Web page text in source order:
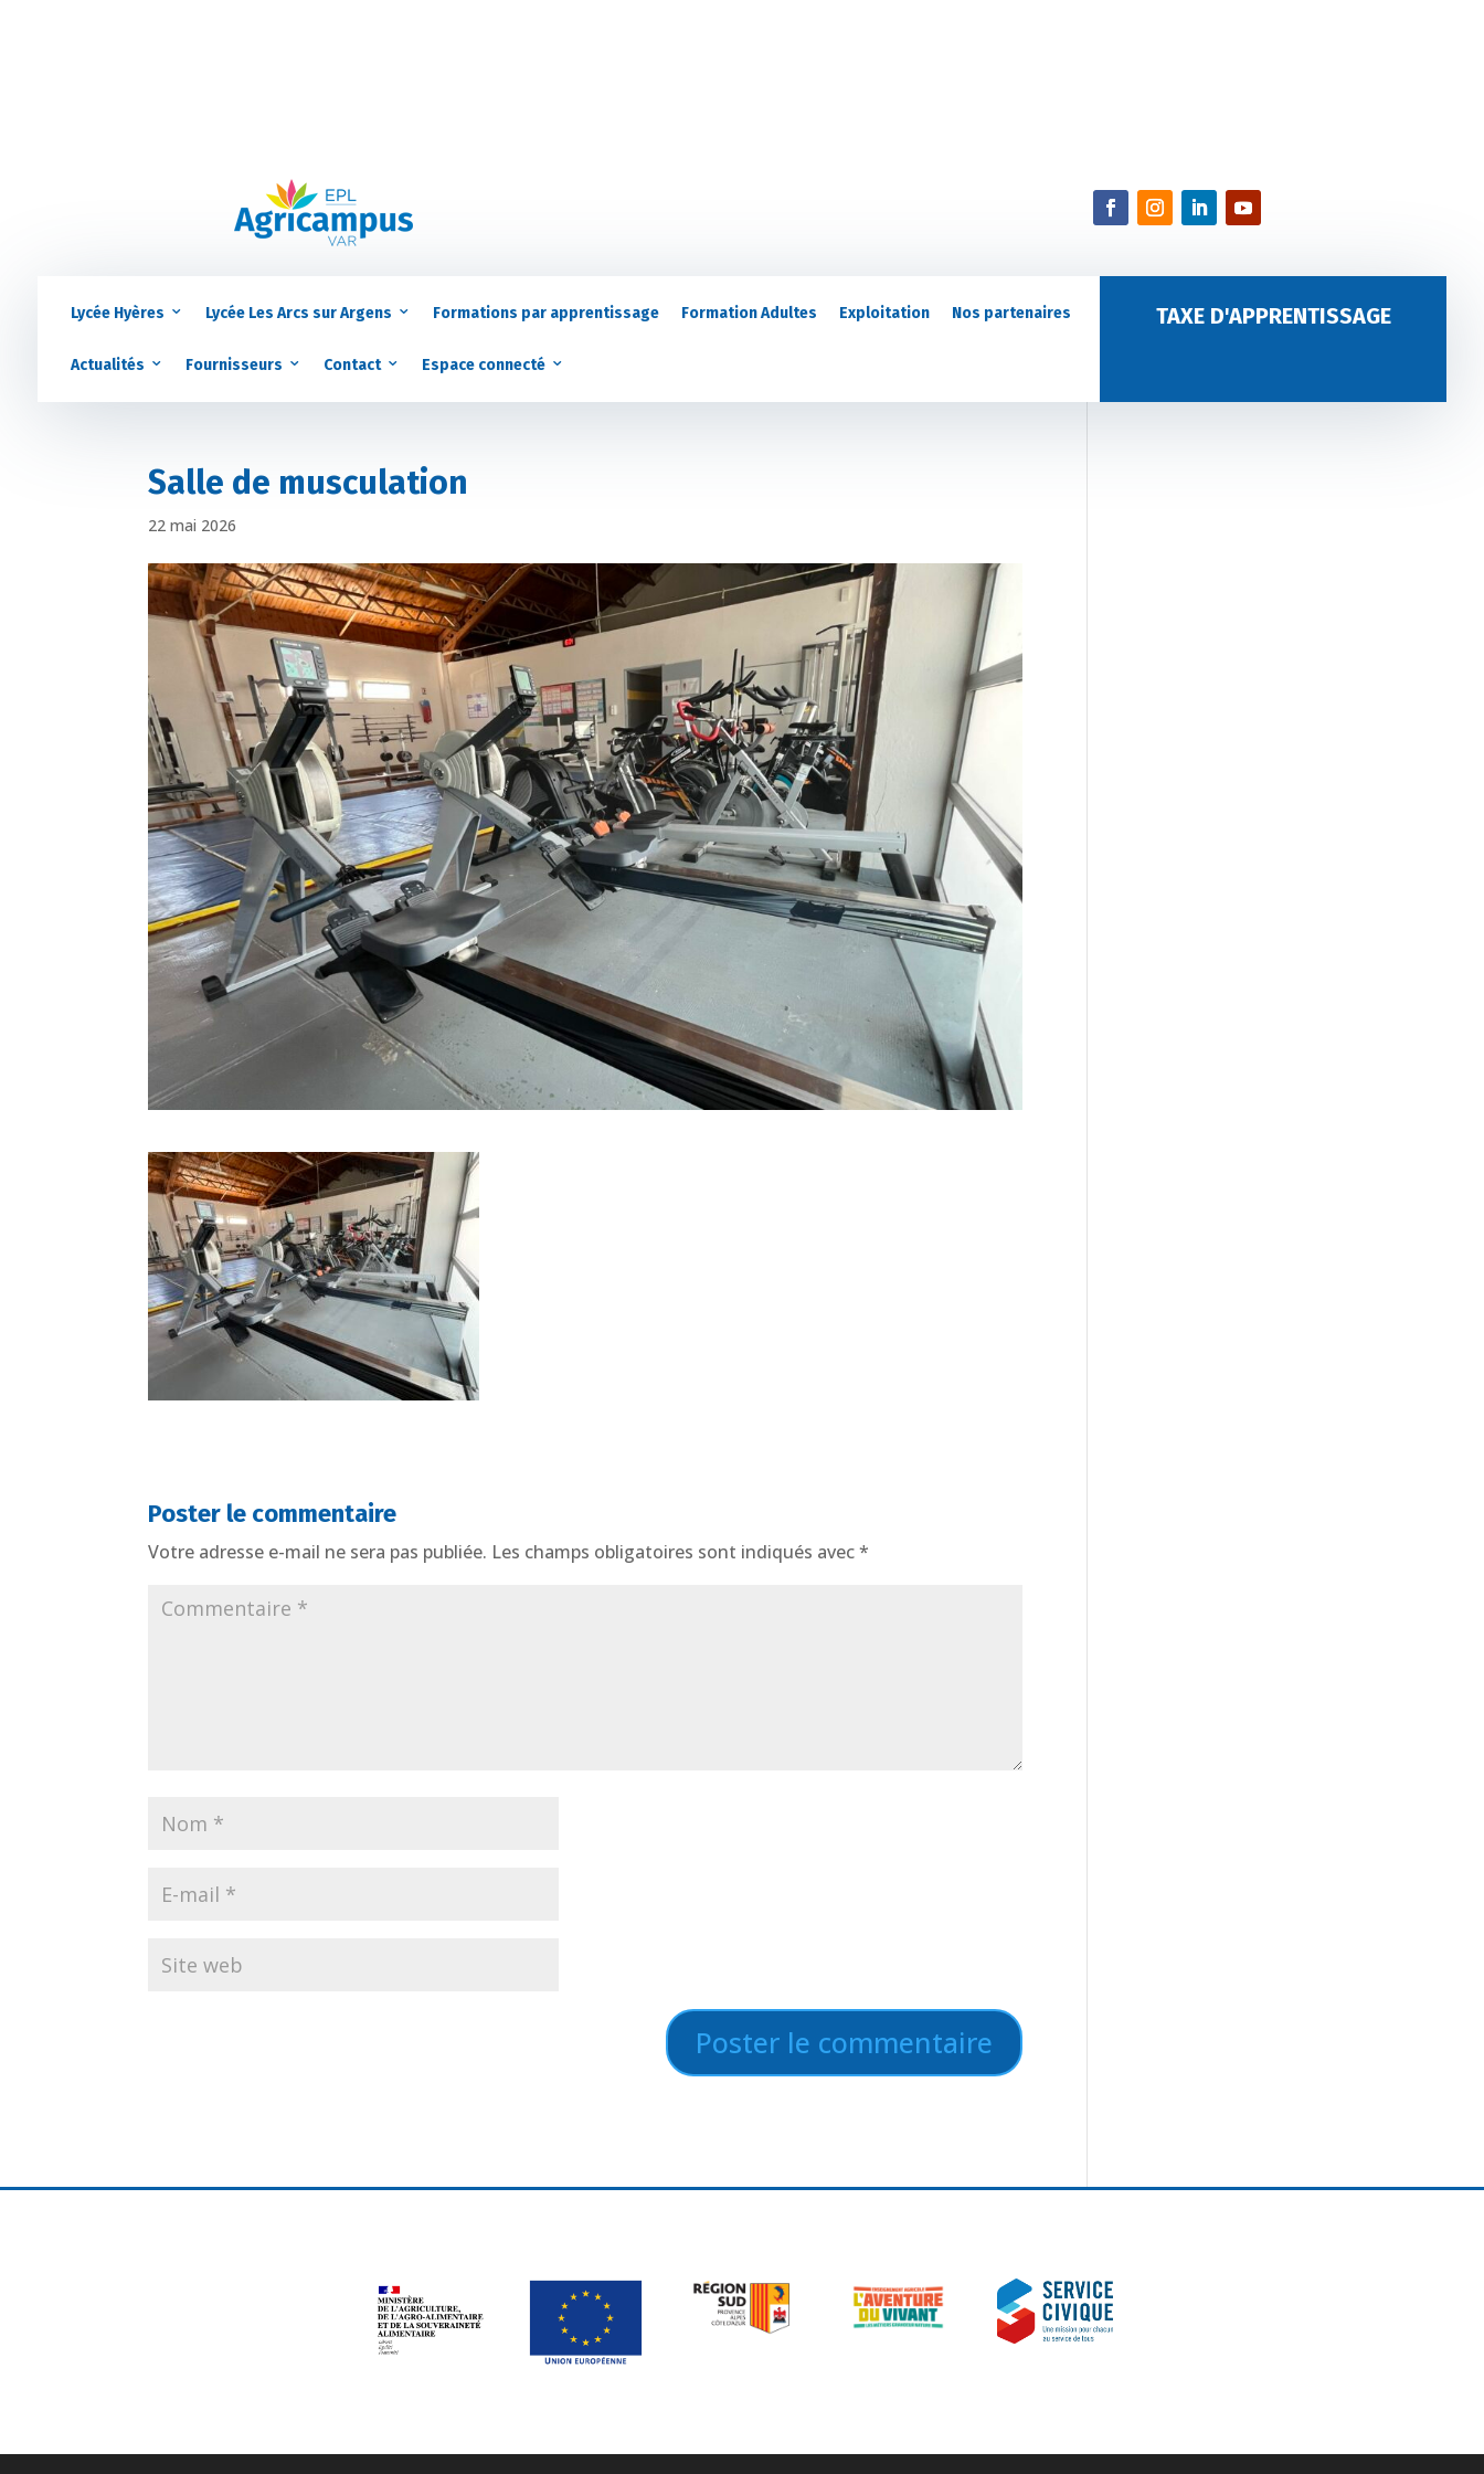
Lycée Hyères Lycée Les Arcs sur Argens Formations par apprentissage Formation Adultes Exploitation Nos partenaires
Actualités Fournisseurs Contact Espace connecté
TAXE D'APPRENTISSAGE
Salle de musculation
22 mai 2026
Poster le commentaire
Votre adresse e-mail ne sera pas publiée. Les champs obligatoires sont indiqués avec*